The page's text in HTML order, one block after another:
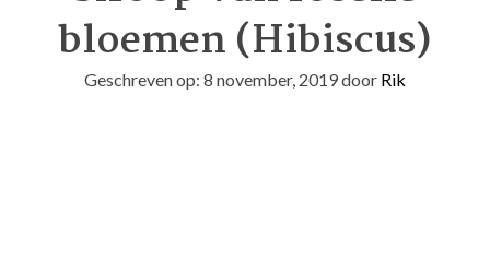
bloemen (Hibiscus)
Geschreven op: 8 november, 2019door Rik